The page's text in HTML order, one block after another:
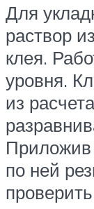
Для
раствор
клея.
уровня.
из
Приложив
по ней